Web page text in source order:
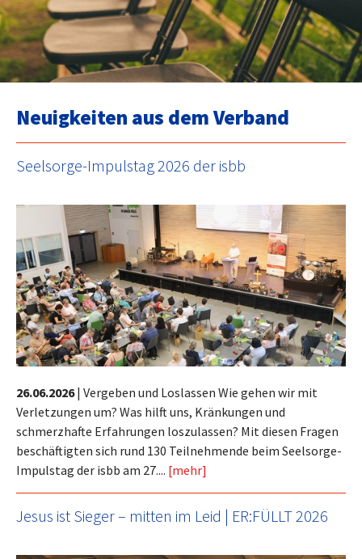
Neuigkeiten aus dem Verband
Seelsorge-Impulstag 2026 der isbb
26.06.2026| Vergeben und Loslassen Wie gehen wir mit
Verletzungen um? Was hilft uns, Kränkungen und
schmerzhafte Erfahrungen loszulassen? Mit diesen Fragen
beschäftigten sich rund 130 Teilnehmende beim Seelsorge-
Impulstag der isbb am 27.... [mehr]
Jesus ist Sieger – mitten im Leid | ER:FÜLLT 2026